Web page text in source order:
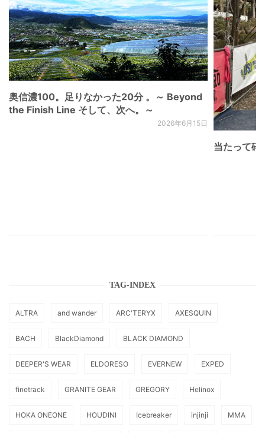
奥信濃100。足りなかった20分 。～ Beyond
the Finish Line そして、次へ。～
2026年6月15日
当たって砕
TAG-INDEX
ALTRA and wander ARC'TERYX AXESQUIN
BACH BlackDiamond BLACK DIAMOND
DEEPER'S WEAR ELDORESO EVERNEW EXPED
finetrack GRANITE GEAR GREGORY Helinox
HOKA ONEONE HOUDINI Icebreaker injinji MMA